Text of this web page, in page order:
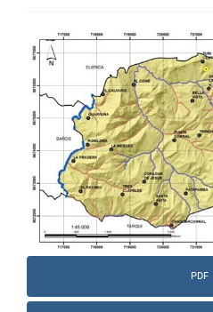
Barra
lateral
del
artículo
PDF